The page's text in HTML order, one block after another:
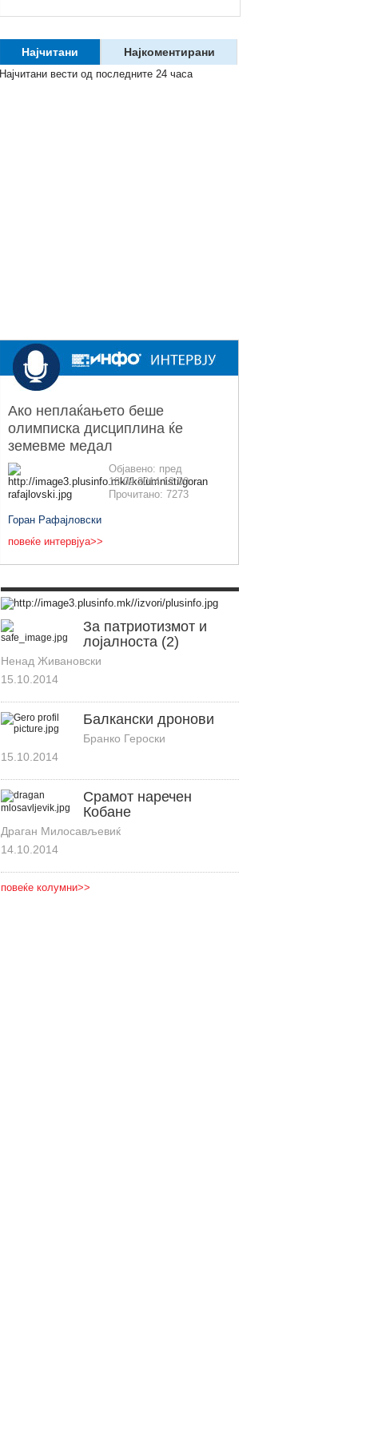
Најчитани Најкоментирани
Најчитани вести од последните 24 часа
Ако неплаќањето беше
олимписка дисциплина ќе
земевме медал
Објавено: пред
18.09.2014 12:00
Прочитано: 7273
Горан Рафајловски
повеќе интервјуа>>
За патриотизмот и
лојалноста (2)
Ненад Живановски
15.10.2014
Балкански дронови
Бранко Героски
15.10.2014
Срамот наречен
Кобане
Драган Милосављевиќ
14.10.2014
повеќе колумни>>